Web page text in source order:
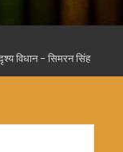
विधान – सिमरन सिंह